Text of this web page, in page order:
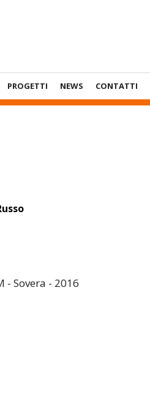
PROGETTI NEWS CONTATTI
- Sovera - 2016